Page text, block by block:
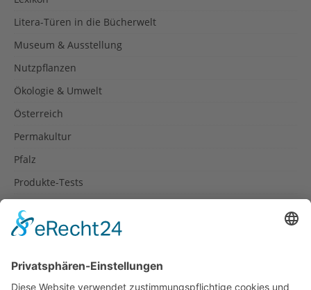
Litera-Türen in die Bücherwelt
Museum & Ausstellung
Nutzpflanzen
Ökologie & Umwelt
Österreich
Permakultur
Pfalz
Produkte-Tests
Rezepte
Spanien